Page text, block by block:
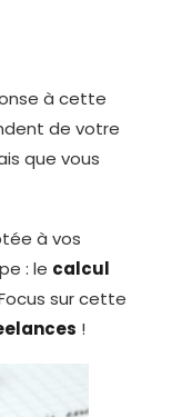
à cette
de votre
que vous
à vos
: le calcul
sur cette
!